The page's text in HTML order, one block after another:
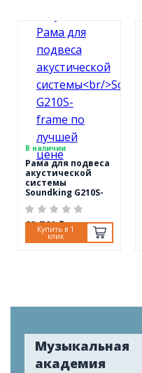
В наличии
Рама для подвеса
акустической
системы
Soundking G210S-
frame
23 760 ₽
Купить в 1
клик
Музыкальная
академия